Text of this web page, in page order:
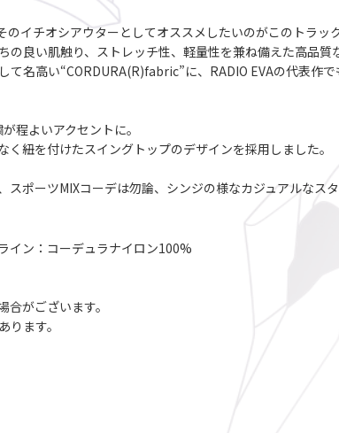
イチオシアウターとしてオススメしたいのがこのトラッ
良い肌触り、ストレッチ性、軽量性を兼ね備えた高品質
て名高い“CORDURA(R)fabric”に、RADIO EVAの代表作
程よいアクセントに。
紐を付けたスイングトップのデザインを採用しました。
ポーツMIXコーデは勿論、シンジの様なカジュアルなス
イン：コーデュラナイロン100%
がございます。
ます。